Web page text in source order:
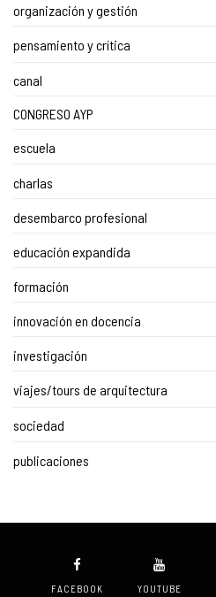
organización y gestión
pensamiento y crítica
canal
CONGRESO AYP
escuela
charlas
desembarco profesional
educación expandida
formación
innovación en docencia
investigación
viajes/tours de arquitectura
sociedad
publicaciones
FACEBOOK YOUTUBE